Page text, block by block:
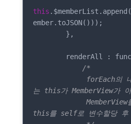
this .$memberList.append(
ember.toJSON()));
/*
는 this가 MemberView가
             MemberView를 사용하기 위해
this를 self로 변수할당 후